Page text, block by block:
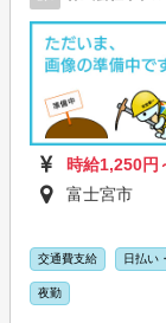
時給1,250円
富士宮市
交通費支給 日払い
夜勤